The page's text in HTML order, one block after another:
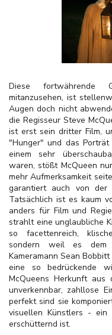
Diese fortwährende
mitanzusehen, ist
Augen doch nicht
die Regisseur Steve
ist erst sein dritter Film,
"Hunger" und das
einem sehr
waren, stößt McQueen
mehr Aufmerksamkeit
garantiert auch von der
Tatsächlich ist es kaum
anders für Film und
strahlt eine unglaubliche
so facettenreich,
sondern weil es dem
Kameramann Sean
eine so bedrückende
McQueens Herkunft
unverkennbar, zahllose
perfekt sind sie
visuellen Künstlers - ein
erschütternd ist.